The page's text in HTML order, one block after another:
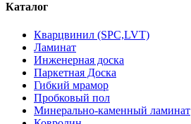
Каталог
Кварцвинил (SPC,LVT)
Ламинат
Инженерная доска
Паркетная Доска
Гибкий мрамор
Пробковый пол
Минерально-каменный ламинат